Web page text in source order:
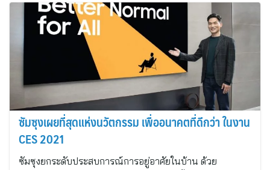
ซัมซุงเผยที่สุดแห่งนวัตกรรม เพื่ออนาคตที่ดีกว่า ในงาน
CES 2021
ซัมซุงยกระดับประสบการณ์การอยู่อาศัยในบ้าน ด้วย